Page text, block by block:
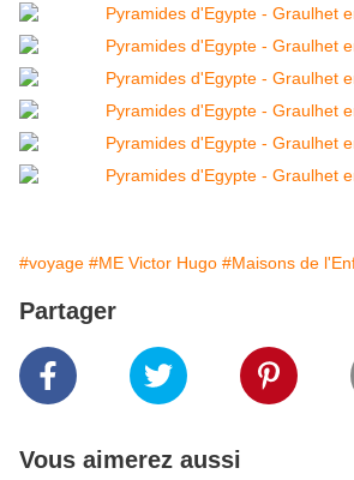
#voyage #ME Victor Hugo #Maisons de
Partager
Vous aimerez aussi